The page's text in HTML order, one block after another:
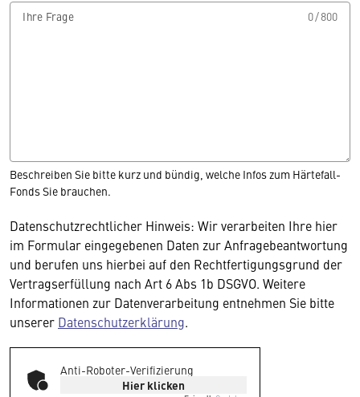
0 / 800
Ihre Frage
Beschreiben Sie bitte kurz und bündig, welche Infos zum Härtefall-
Fonds Sie brauchen.
Datenschutzrechtlicher Hinweis: Wir verarbeiten Ihre hier
im Formular eingegebenen Daten zur Anfragebeantwortung
und berufen uns hierbei auf den Rechtfertigungsgrund der
Vertragserfüllung nach Art 6 Abs 1b DSGVO. Weitere
Informationen zur Datenverarbeitung entnehmen Sie bitte
unserer Datenschutzerklärung.
Anti-Roboter-Verifizierung
Hier klicken